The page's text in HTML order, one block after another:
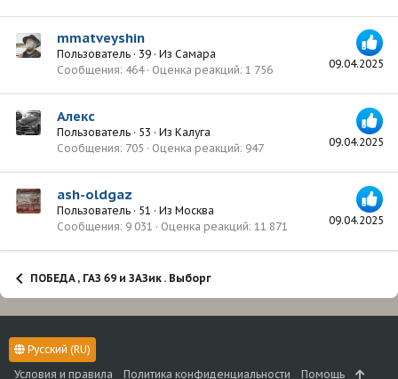
09.04.2025
mmatveyshin
Пользователь · 39 · Из Самара
Сообщения 464 Оценка реакций 1 756
09.04.2025
Алекс
Пользователь · 53 · Из Калуга
Сообщения 705 Оценка реакций 947
09.04.2025
ash-oldgaz
Пользователь · 51 · Из Москва
Сообщения 9 031 Оценка реакций 11 871
ПОБЕДА , ГАЗ 69 и ЗАЗик . Выборг
Русский (RU)
Условия и правила
Политика конфиденциальности Помощь